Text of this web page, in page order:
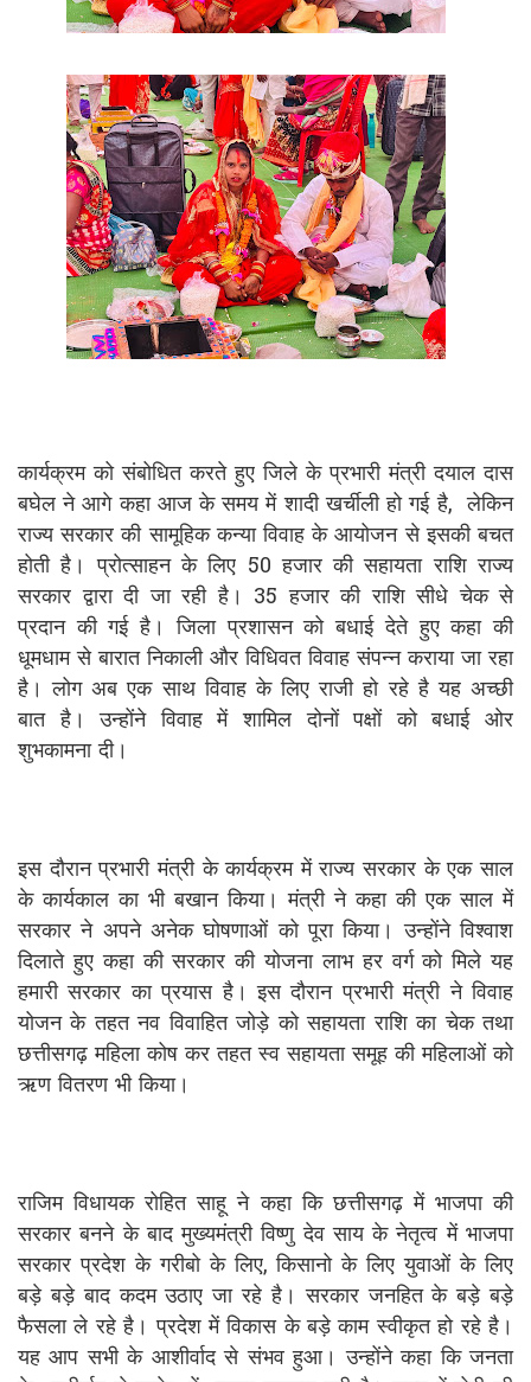
कार्यक्रम को संबोधित करते हुए जिले के प्रभारी मंत्री दयाल दास
बघेल ने आगे कहा आज के समय में शादी खर्चीली हो गई है, लेकिन
राज्य सरकार की सामूहिक कन्या विवाह के आयोजन से इसकी बचत
होती है। प्रोत्साहन के लिए 50 हजार की सहायता राशि राज्य
सरकार द्वारा दी जा रही है। 35 हजार की राशि सीधे चेक से
प्रदान की गई है। जिला प्रशासन को बधाई देते हुए कहा की
धूमधाम से बारात निकाली और विधिवत विवाह संपन्न कराया जा रहा
है। लोग अब एक साथ विवाह के लिए राजी हो रहे है यह अच्छी
बात है। उन्होंने विवाह में शामिल दोनों पक्षों को बधाई ओर
शुभकामना दी।
इस दौरान प्रभारी मंत्री के कार्यक्रम में राज्य सरकार के एक साल
के कार्यकाल का भी बखान किया। मंत्री ने कहा की एक साल में
सरकार ने अपने अनेक घोषणाओं को पूरा किया। उन्होंने विश्वाश
दिलाते हुए कहा की सरकार की योजना लाभ हर वर्ग को मिले यह
हमारी सरकार का प्रयास है। इस दौरान प्रभारी मंत्री ने विवाह
योजन के तहत नव विवाहित जोड़े को सहायता राशि का चेक तथा
छत्तीसगढ़ महिला कोष कर तहत स्व सहायता समूह की महिलाओं को
ऋण वितरण भी किया।
राजिम विधायक रोहित साहू ने कहा कि छत्तीसगढ़ में भाजपा की
सरकार बनने के बाद मुख्यमंत्री विष्णु देव साय के नेतृत्व में भाजपा
सरकार प्रदेश के गरीबो के लिए, किसानो के लिए युवाओं के लिए
बड़े बड़े बाद कदम उठाए जा रहे है। सरकार जनहित के बड़े बड़े
फैसला ले रहे है। प्रदेश में विकास के बड़े काम स्वीकृत हो रहे है।
यह आप सभी के आशीर्वाद से संभव हुआ। उन्होंने कहा कि जनता